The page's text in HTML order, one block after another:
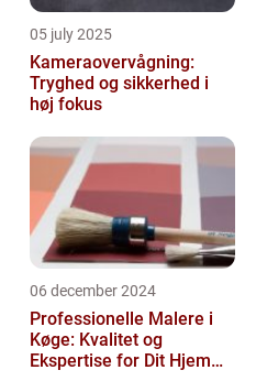
05 july 2025
Kameraovervågning:
Tryghed og sikkerhed i
høj fokus
06 december 2024
Professionelle Malere i
Køge: Kvalitet og
Ekspertise for Dit Hjem